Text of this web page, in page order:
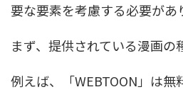
要な要素を考慮する必要があ
まず、提供されている漫画の
例えば、「WEBTOON」は